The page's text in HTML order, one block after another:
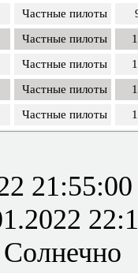
Частные пилоты
Частные пилоты
Частные пилоты
Частные пилоты
Частные пилоты
21:55:00